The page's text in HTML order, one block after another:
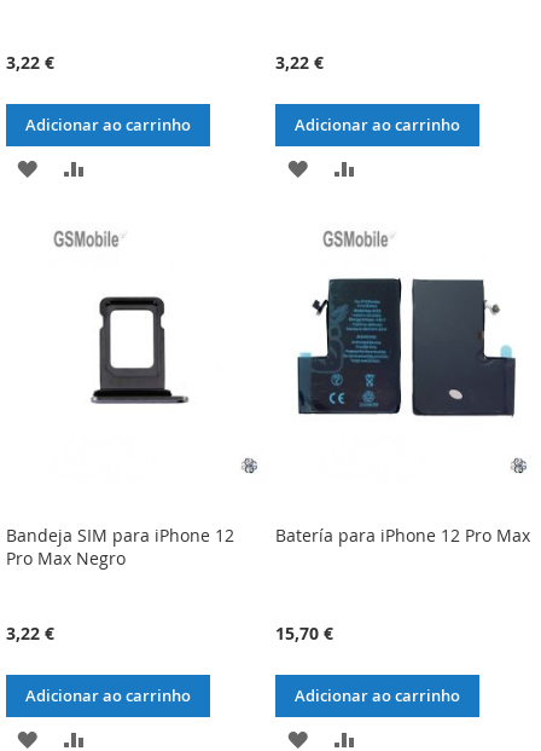
3,22 €
Adicionar ao carrinho
ADICIONAR
LISTA
DESEJOS
COMPARAÇÃO
3,22 €
Adicionar ao carrinho
ADICIONAR
LISTA
DE
DESEJOS
ADICIONAR
COMPARAÇÃO
Bandeja SIM para iPhone 12
Pro Max Negro
3,22 €
Adicionar ao carrinho
ADICIONAR
Batería para iPhone 12 Pro Max
15,70 €
Adicionar ao carrinho
ADICIONARADICIONAR